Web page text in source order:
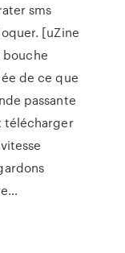
sms
[uZine
bouche
de ce que
passante
télécharger